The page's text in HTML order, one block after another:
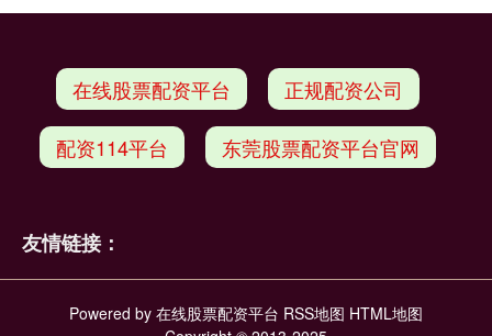
在线股票配资平台 正规配资公司
配资114平台 东莞股票配资平台官网
友情链接：
Powered by 在线股票配资平台 RSS地图 HTML地图